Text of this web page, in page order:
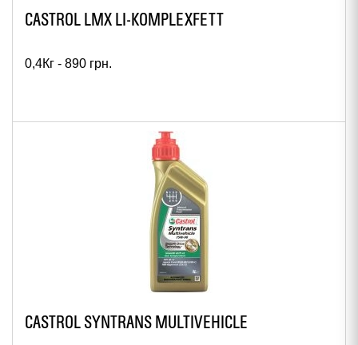
CASTROL LMX LI-KOMPLEXFETT
0,4Кг - 890 грн.
CASTROL SYNTRANS MULTIVEHICLE